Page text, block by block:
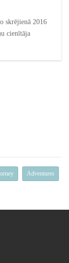
skrējienā 2016
cienītāja
Adventures